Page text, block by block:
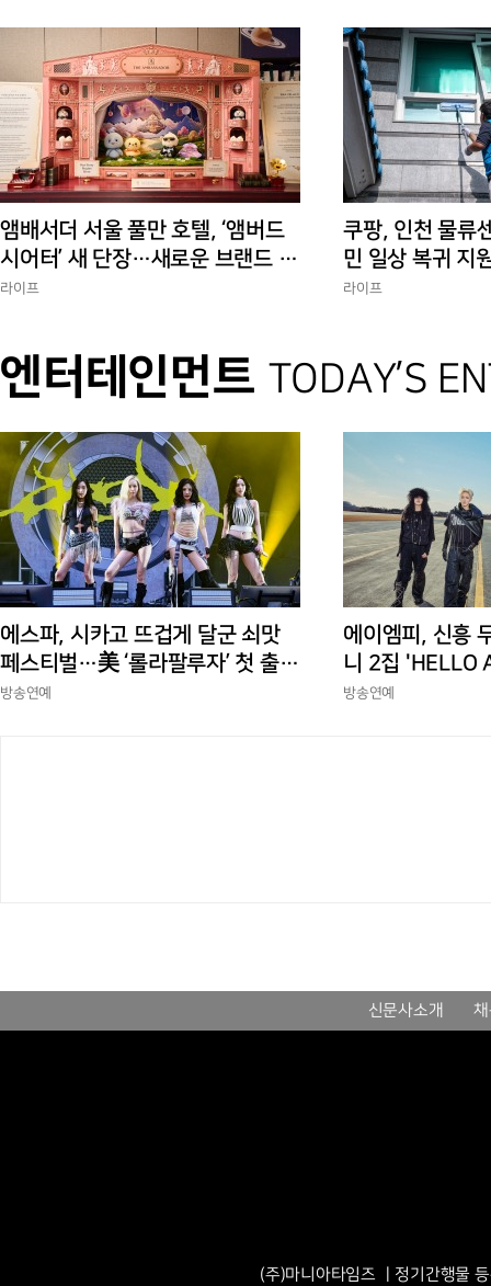
앰배서더 서울 풀만 호텔, ‘앰버드
시어터’ 새 단장…새로운 브랜드 경
험 선사
라이프
쿠팡, 인천 물류
민 일상 복귀 지
에 총력”
라이프
엔터테인먼트 TODAY’S
에스파, 시카고 뜨겁게 달군 쇠맛
페스티벌…美 ‘롤라팔루자’ 첫 출격
부터 증명한 존재감
방송연예
에이엠피, 신흥
니 2집 'HELLO
상승세
방송연예
신문사소개
(주)마니아타임즈 ㅣ정기간행물